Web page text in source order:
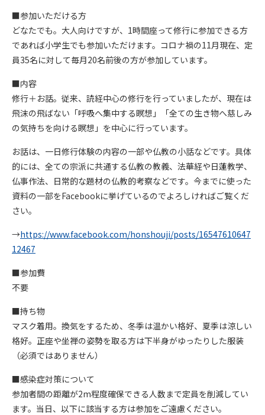
■参加いただける方
どなたでも。大人向けですが、1時間座って修行に参加できる方
であれば小学生でも参加いただけます。コロナ禍の11月現在、定
員35名に対して毎月20名前後の方が参加しています。
■内容
修行＋お話。従来、読経中心の修行を行っていましたが、現在は
飛沫の飛ばない「呼吸へ集中する瞑想」「全ての生き物へ慈しみ
の気持ちを向ける瞑想」を中心に行っています。
お話は、一日修行体験の内容の一部や仏教の小話などです。具体
的には、全ての宗派に共通する仏教の教義、法華経や日蓮教学、
仏事作法、日常的な題材の仏教的考察などです。今までに使った
資料の一部をFacebookに挙げているのでよろしければご覧くだ
さい。
→https://www.facebook.com/honshouji/posts/16547610647
12467
■参加費
不要
■持ち物
マスク着用。換気をするため、冬季は温かい格好、夏季は涼しい
格好。正座や坐禅の姿勢を取る方は下半身がゆったりした服装
（必須ではありません）
■感染症対策について
参加者間の距離が2m程度確保できる人数まで定員を削減してい
ます。当日、以下に該当する方は参加をご遠慮ください。